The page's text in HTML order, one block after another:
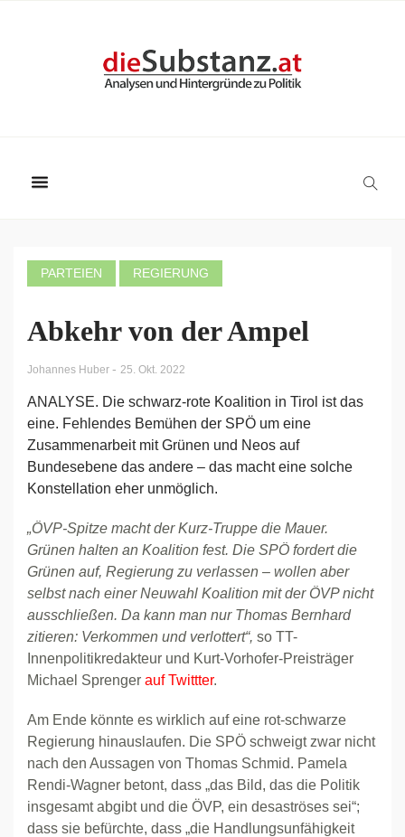
PARTEIEN REGIERUNG
Abkehr von der Ampel
Johannes Huber - 25. Okt. 2022
ANALYSE. Die schwarz-rote Koalition in Tirol ist das
eine. Fehlendes Bemühen der SPÖ um eine
Zusammenarbeit mit Grünen und Neos auf
Bundesebene das andere – das macht eine solche
Konstellation eher unmöglich.
„ÖVP-Spitze macht der Kurz-Truppe die Mauer.
Grünen halten an Koalition fest. Die SPÖ fordert die
Grünen auf, Regierung zu verlassen – wollen aber
selbst nach einer Neuwahl Koalition mit der ÖVP nicht
ausschließen. Da kann man nur Thomas Bernhard
zitieren: Verkommen und verlottert“, so TT-
Innenpolitikredakteur und Kurt-Vorhofer-Preisträger
Michael Sprenger auf Twittter.
Am Ende könnte es wirklich auf eine rot-schwarze
Regierung hinauslaufen. Die SPÖ schweigt zwar nicht
nach den Aussagen von Thomas Schmid. Pamela
Rendi-Wagner betont, dass „das Bild, das die Politik
insgesamt abgibt und die ÖVP, ein desaströses sei“;
dass sie befürchte, dass „die Handlungsunfähigkeit